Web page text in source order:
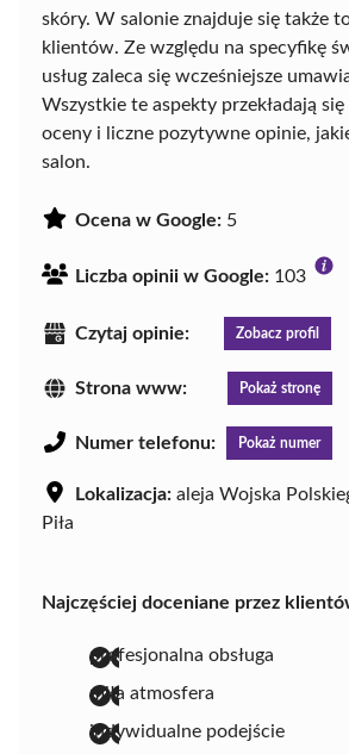
skóry. W salonie znajduje się także
klientów. Ze względu na specyfikę
usług zaleca się wcześniejsze
Wszystkie te aspekty przekładają
oceny i liczne pozytywne opinie,
salon.
Ocena w Google: 5
Liczba opinii w Google: 103
Czytaj opinie: Zobacz profil
Strona www: Pokaż stronę
Numer telefonu: Pokaż numer
Lokalizacja: aleja Wojska
Piła
Najczęściej doceniane przez
profesjonalna obsługa
miła atmosfera
indywidualne podejście